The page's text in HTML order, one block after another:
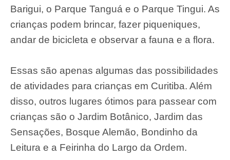
Barigui, o Parque Tanguá e o Parque Tingui. As
crianças podem brincar, fazer piqueniques,
andar de bicicleta e observar a fauna e a flora.
Essas são apenas algumas das possibilidades
de atividades para crianças em Curitiba. Além
disso, outros lugares ótimos para passear com
crianças são o Jardim Botânico, Jardim das
Sensações, Bosque Alemão, Bondinho da
Leitura e a Feirinha do Largo da Ordem.